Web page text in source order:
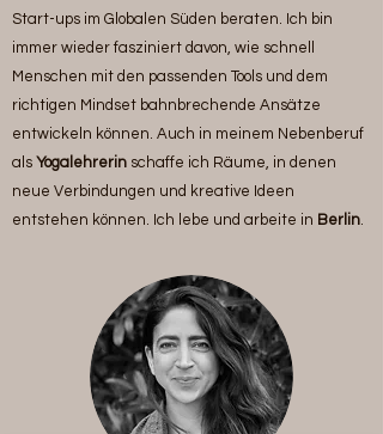
Start-ups im Globalen Süden beraten. Ich bin
immer wieder fasziniert davon, wie schnell
Menschen mit den passenden Tools und dem
richtigen Mindset bahnbrechende Ansätze
entwickeln können. Auch in meinem Nebenberuf
als Yogalehrerin schaffe ich Räume, in denen
neue Verbindungen und kreative Ideen
entstehen können. Ich lebe und arbeite in Berlin.